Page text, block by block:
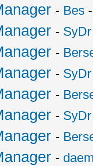
- Bes
- SyDr
-
- SyDr
-
- SyDr
-
-